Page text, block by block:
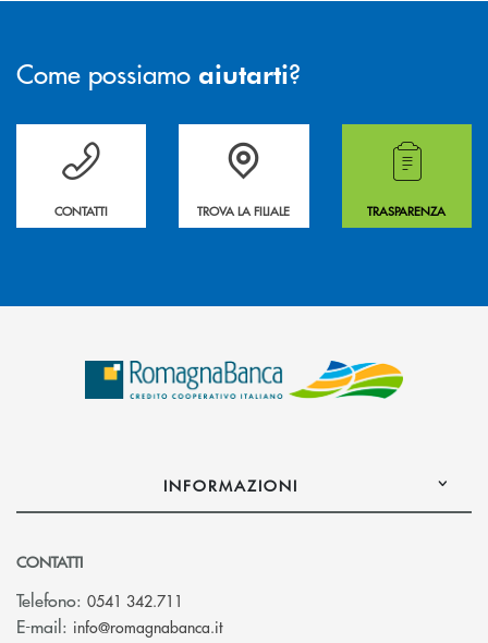
Come possiamo aiutarti?
Per ogni necessità compila il form e noi ti richiamiamo
CONTATTI
La&nbsp; Filiale &nbsp;vicina a te. &nbsp;
TROVA LA FILIALE
Hai bisogno di
TRASPARENZA
INFORMAZIONI
CONTATTI
Telefono: 0541 342.711
E-mail: info@romagnabanca.it(si apre l’app di posta elettronica)